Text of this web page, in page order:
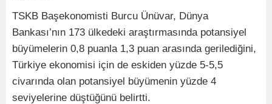
TSKB Başekonomisti Burcu Ünüvar, Dünya
Bankası’nın 173 ülkedeki araştırmasında potansiyel
büyümelerin 0,8 puanla 1,3 puan arasında gerilediğini,
Türkiye ekonomisi için de eskiden yüzde 5-5,5
civarında olan potansiyel büyümenin yüzde 4
seviyelerine düştüğünü belirtti.